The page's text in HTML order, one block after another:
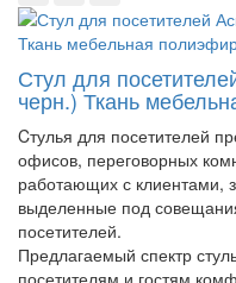
Стул для
черн.) Ткань
Cтулья для посетителей
офисов, переговорных
работающих с клиентами,
выделенные под
посетителей.
Предлагаемый спектр
посетителям и гостям